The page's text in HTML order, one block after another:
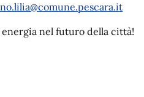
nel futuro della città!